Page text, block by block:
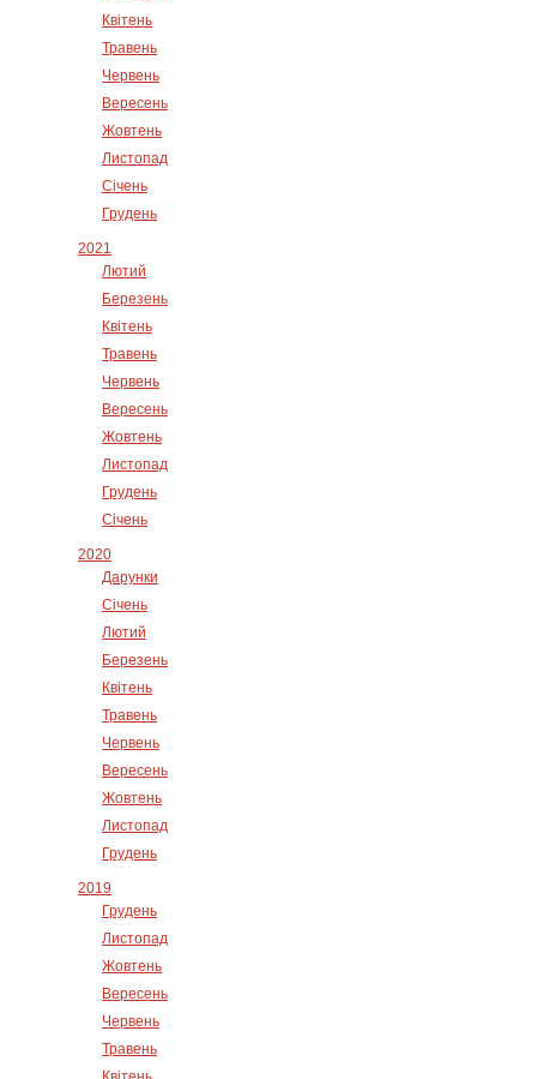
Квітень
Травень
Червень
Вересень
Жовтень
Листопад
Січень
Грудень
2021
Лютий
Березень
Квітень
Травень
Червень
Вересень
Жовтень
Листопад
Грудень
Січень
2020
Дарунки
Січень
Лютий
Березень
Квітень
Травень
Червень
Вересень
Жовтень
Листопад
Грудень
2019
Грудень
Листопад
Жовтень
Вересень
Червень
Травень